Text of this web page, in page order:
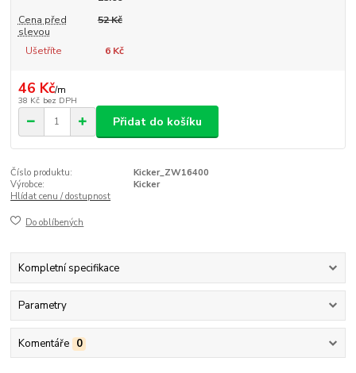
Cena před
slevou
52 Kč
Ušetříte 6 Kč
46 Kč/m
38 Kč bez DPH
Přidat do košíku
Číslo produktu:
Kicker_ZW16400
Výrobce:
Kicker
Hlídat cenu / dostupnost
Do oblíbených
Kompletní specifikace
Parametry
Komentáře 0